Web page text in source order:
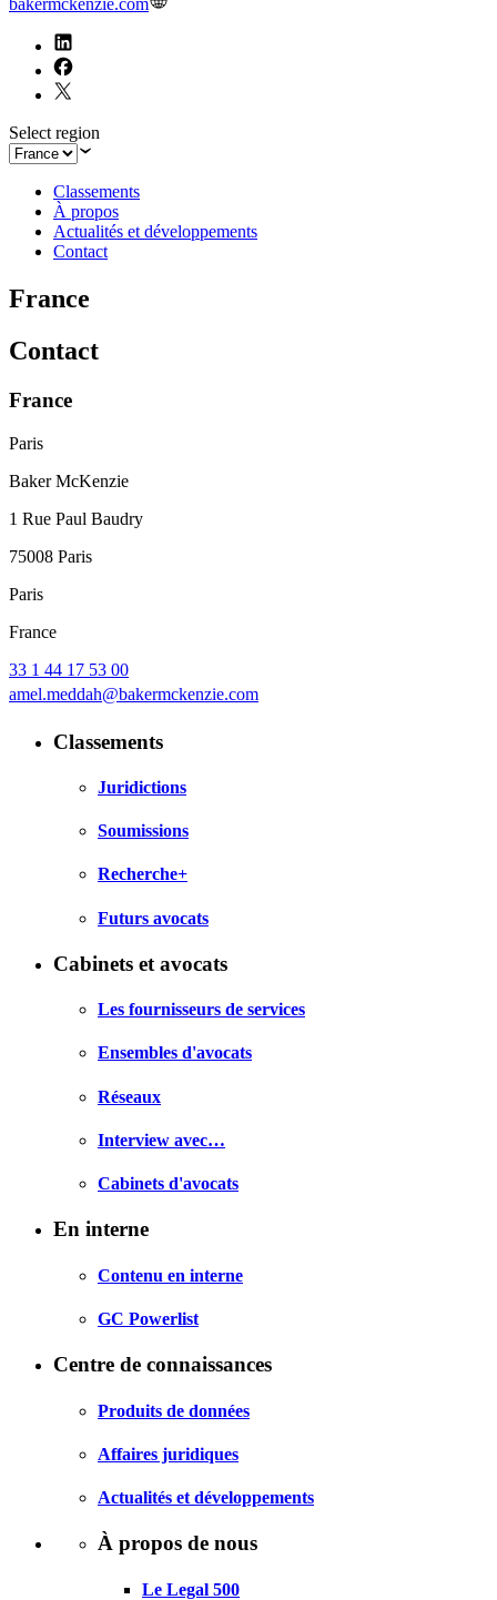
bakermckenzie.com
Select region
Classements
À propos
Actualités et développements
Contact
France
Contact
France
Paris
Baker McKenzie
1 Rue Paul Baudry
75008 Paris
Paris
France
33 1 44 17 53 00
amel.meddah@bakermckenzie.com
Classements
Juridictions
Soumissions
Recherche+
Futurs avocats
Cabinets et avocats
Les fournisseurs de services
Ensembles d'avocats
Réseaux
Interview avec…
Cabinets d'avocats
En interne
Contenu en interne
GC Powerlist
Centre de connaissances
Produits de données
Affaires juridiques
Actualités et développements
À propos de nous
Le Legal 500